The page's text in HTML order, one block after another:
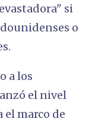
si
o
a los
el nivel
el marco de